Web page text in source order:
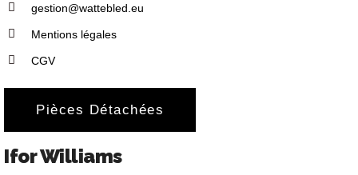
gestion@wattebled.eu
Mentions légales
CGV
Pièces Détachées
Ifor Williams